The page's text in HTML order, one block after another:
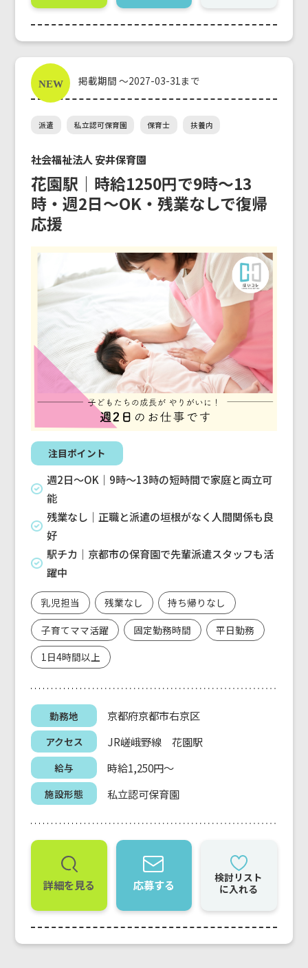
掲載期間 ～2027-03-31まで
派遣 私立認可保育園 保育士 扶養内
社会福祉法人 安井保育園
花園駅｜時給1250円で9時～13
時・週2日〜OK・残業なしで復帰
応援
注目ポイント
週2日〜OK｜9時〜13時の短時間で家庭と両立可
能
残業なし｜正職と派遣の垣根がなく人間関係も良
好
駅チカ｜京都市の保育園で先輩派遣スタッフも活
躍中
乳児担当 残業なし
持ち帰りなし
子育てママ活躍
固定勤務時間
平日勤務
1日4時間以上
勤務地 京都府京都市右京区
アクセス JR嵯峨野線 花園駅
給与 時給1,250円～
施設形態 私立認可保育園
詳細を見る 応募する
検討リスト
に入れる